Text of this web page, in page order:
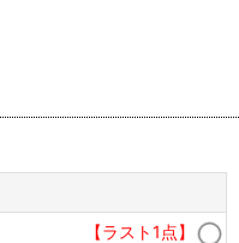
【ラスト1点】